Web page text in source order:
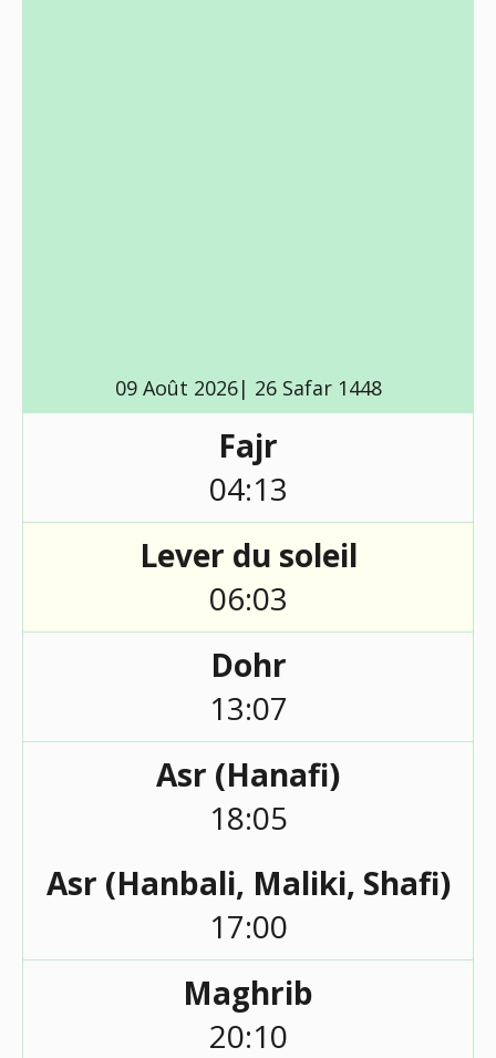
09 Août 2026| 26 Safar 1448
Fajr
04:13
Lever du soleil
06:03
Dohr
13:07
Asr (Hanafi)
18:05
Asr (Hanbali, Maliki, Shafi)
17:00
Maghrib
20:10